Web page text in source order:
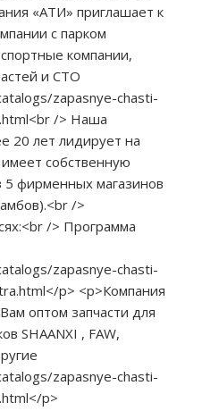
«АТИ» приглашает к
с парком
компании,
и СТО
zapasnye-chasti-
/> Наша
20 лет лидирует на
собственную
5 фирменных магазинов
/>
/> Программа
zapasnye-chasti-
p> <p>Компания
оптом запчасти для
SHAANXI , FAW,
zapasnye-chasti-
p>